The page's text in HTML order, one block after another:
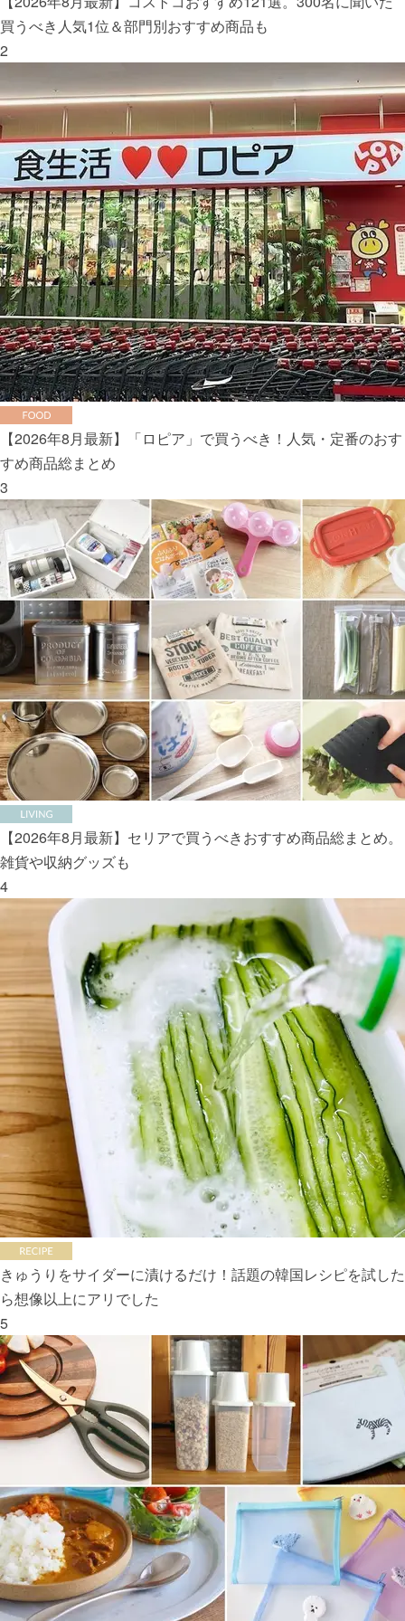
買うべき人気1位＆部門別おすすめ商品も
2
【2026年8月最新】「ロピア」で買うべき！人気・定番のおす
すめ商品総まとめ
3
【2026年8月最新】セリアで買うべきおすすめ商品総まとめ。
雑貨や収納グッズも
4
きゅうりをサイダーに漬けるだけ！話題の韓国レシピを試した
ら想像以上にアリでした
5